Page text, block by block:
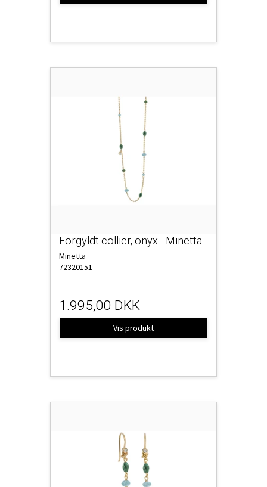
Forgyldt collier, onyx - Minetta
Minetta
72320151
1.995,00 DKK
Vis produkt